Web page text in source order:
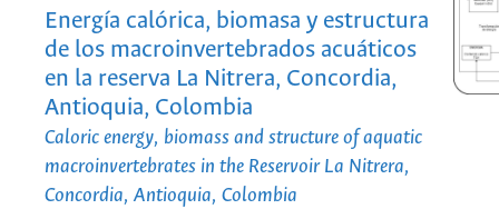
Energía calórica, biomasa y estructura
de los macroinvertebrados acuáticos
en la reserva La Nitrera, Concordia,
Antioquia, Colombia
Caloric energy, biomass and structure of aquatic
macroinvertebrates in the Reservoir La Nitrera,
Concordia, Antioquia, Colombia